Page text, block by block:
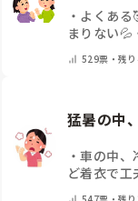
・ よくある
まりない💦
529票・残
猛暑の中
・車の中、
ど着衣で工